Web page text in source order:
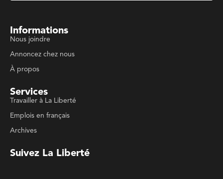
Services
Travailler à La Liberté
Emplois en français
Suivez La Liberté